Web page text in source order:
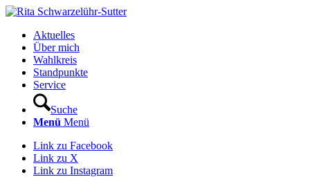
Aktuelles
Über mich
Wahlkreis
Standpunkte
Service
Suche
Menü Menü
Link zu Facebook
Link zu X
Link zu Instagram